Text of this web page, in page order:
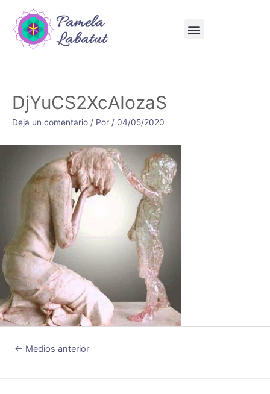
DjYuCS2XcAIozaS
Deja un comentario / Por / 04/05/2020
← Medios anterior